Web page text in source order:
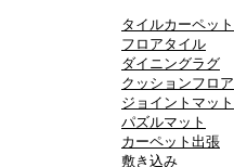
タイルカーペット
フロアタイル
ダイニングラグ
クッションフロア
ジョイントマット
パズルマット
カーペット出張
敷き込み